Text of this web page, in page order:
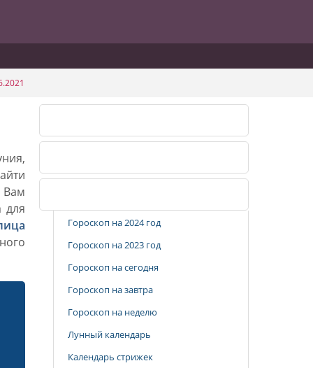
Вам
для
Гороскоп на 2024 год
Гороскоп на 2023 год
Гороскоп на сегодня
Гороскоп на завтра
Гороскоп на неделю
Лунный календарь
Календарь стрижек